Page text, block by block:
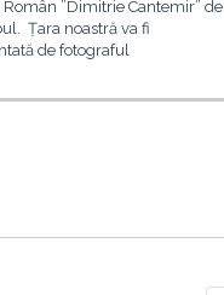
”Dimitrie Cantemir” de
Țara noastră va fi
de fotograful